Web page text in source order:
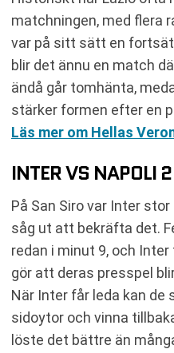
matchningen, med flera
var på sitt sätt en
blir det ännu en match
ändå går tomhänta,
stärker formen efter en
Läs mer om Hellas
INTER VS NAPOLI
På San Siro var Inter
såg ut att bekräfta det.
redan i minut 9, och
gör att deras presspel
När Inter får leda kan de
sidoytor och vinna
löste det bättre än